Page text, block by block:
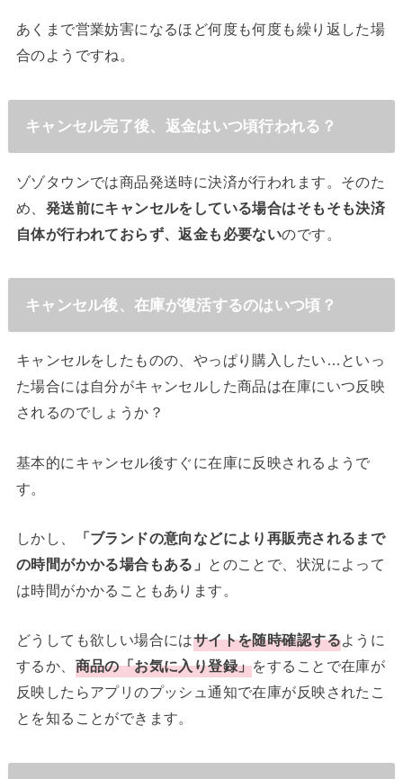
あくまで営業妨害になるほど何度も何度も繰り返した場
合のようですね。
キャンセル完了後、返金はいつ頃行われる？
ゾゾタウンでは商品発送時に決済が行われます。そのた
め、 発送前にキャンセルをしている場合はそもそも決済
自体が行われておらず、返金も必要ないのです。
キャンセル後、在庫が復活するのはいつ頃？
キャンセルをしたものの、やっぱり購入したい…といっ
た場合には自分がキャンセルした商品は在庫にいつ反映
されるのでしょうか？
基本的にキャンセル後すぐに在庫に反映されるようで
す。
しかし、
「ブランドの意向などにより再販売されるまで
の時間がかかる場合もある」 とのことで、状況によって
は時間がかかることもあります。
どうしても欲しい場合にはサイトを随時確認するように
するか、 商品の「お気に入り登録」をすることで在庫が
反映したらアプリのプッシュ通知で在庫が反映されたこ
とを知ることができます。